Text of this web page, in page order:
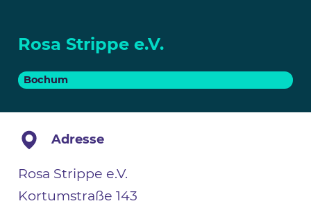
Rosa Strippe e.V.
Bochum
Adresse
Rosa Strippe e.V.
Kortumstraße 143